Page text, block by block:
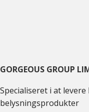
GORGEOUS GROUP
Specialiseret i at
belysningsprodukter